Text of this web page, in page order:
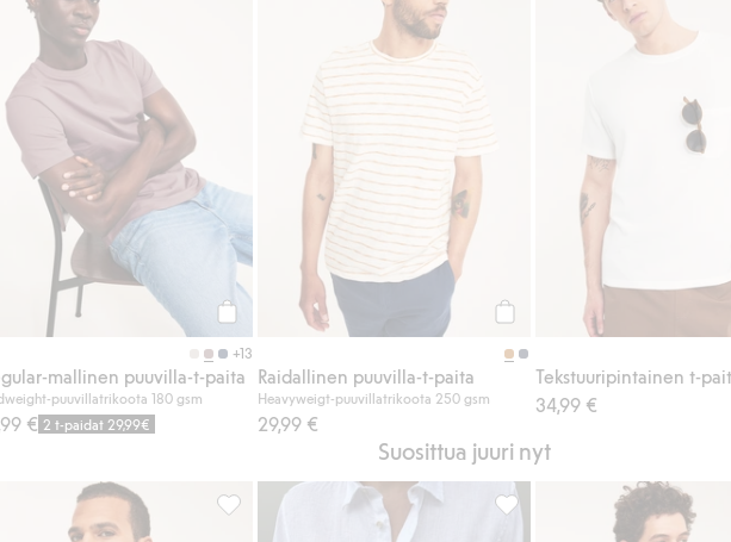
Osta
+13
mallinen puuvilla-t-paita
puuvillatrikoota 180 gsm
€ 2 t-paidat 29,99€
Raidallinen puuvilla-t-paita
Heavyweigt-puuvillatrikoota 250 gsm
29,99 €
34,99 €
Suosittua juuri nyt
puuvilla-t-paita, Lisää suosikkeihinRaidallinen puuvilla-t-paita, Lisää suosikkeihinPellavasekoitetta olevat